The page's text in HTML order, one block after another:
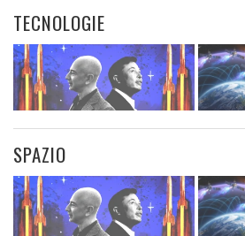
TECNOLOGIE
SPAZIO